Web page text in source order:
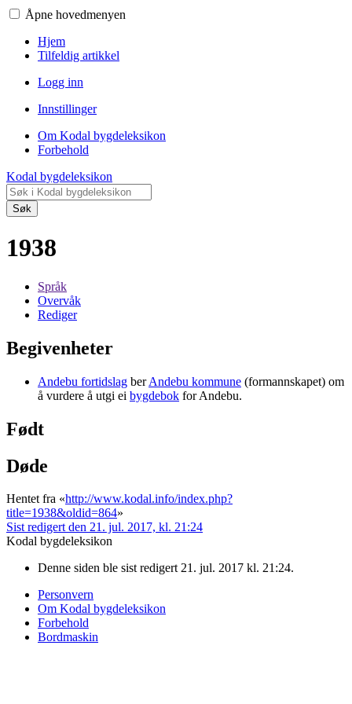
Åpne hovedmenyen
Hjem
Tilfeldig artikkel
Logg inn
Innstillinger
Om Kodal bygdeleksikon
Forbehold
Kodal bygdeleksikon
Søk
1938
Språk
Overvåk
Rediger
Begivenheter
Andebu fortidslag berAndebu kommune (formannskapet) om
å vurdere å utgi ei bygdebok for Andebu.
Født
Døde
Hentet fra «http://www.kodal.info/index.php?
title=1938&oldid=864»
Sist redigert den 21. jul. 2017, kl. 21:24
Kodal bygdeleksikon
Denne siden ble sist redigert 21. jul. 2017 kl. 21:24.
Personvern
Om Kodal bygdeleksikon
Forbehold
Bordmaskin